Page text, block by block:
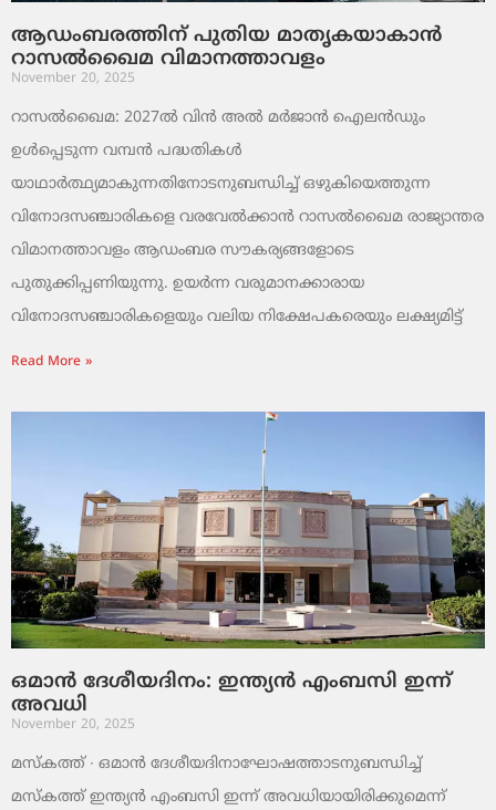
ആഡംബരത്തിന് പുതിയ മാതൃകയാകാൻ
റാസൽഖൈമ വിമാനത്താവളം
November 20, 2025
റാസൽഖൈമ: 2027ൽ വിൻ അൽ മർജാൻ ഐലൻഡും
ഉൾപ്പെടുന്ന വമ്പൻ പദ്ധതികൾ
യാഥാർത്ഥ്യമാകുന്നതിനോടനുബന്ധിച്ച് ഒഴുകിയെത്തുന്ന
വിനോദസഞ്ചാരികളെ വരവേൽക്കാൻ റാസൽഖൈമ രാജ്യാന്തര
വിമാനത്താവളം ആഡംബര സൗകര്യങ്ങളോടെ
പുതുക്കിപ്പണിയുന്നു. ഉയർന്ന വരുമാനക്കാരായ
വിനോദസഞ്ചാരികളെയും വലിയ നിക്ഷേപകരെയും ലക്ഷ്യമിട്ട്
Read More »
ഒമാൻ ദേശീയദിനം: ഇന്ത്യൻ എംബസി ഇന്ന്
അവധി
November 20, 2025
മസ്‌കത്ത് ∙ ഒമാൻ ദേശീയദിനാഘോഷത്താടനുബന്ധിച്ച്
മസ്‌കത്ത് ഇന്ത്യൻ എംബസി ഇന്ന് അവധിയായിരിക്കുമെന്ന്